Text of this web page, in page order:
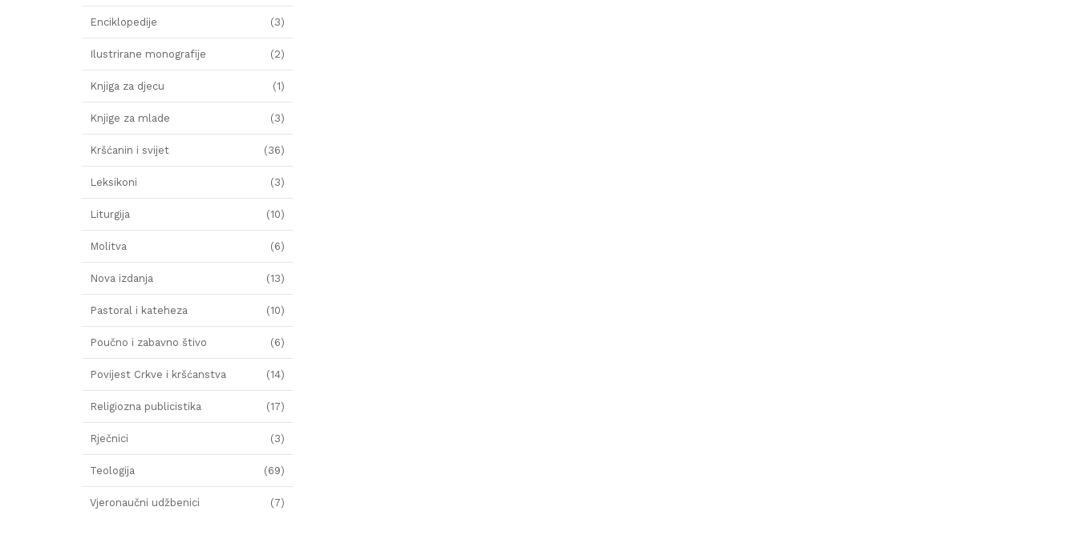
Enciklopedije (3)
Ilustrirane monografije (2)
Knjiga za djecu (1)
Knjige za mlade (3)
Kršćanin i svijet (36)
Leksikoni (3)
Liturgija (10)
Molitva (6)
Nova izdanja (13)
Pastoral i kateheza (10)
Poučno i zabavno štivo (6)
Povijest Crkve i kršćanstva (14)
Religiozna publicistika (17)
Rječnici (3)
Teologija (69)
Vjeronaučni udžbenici (7)